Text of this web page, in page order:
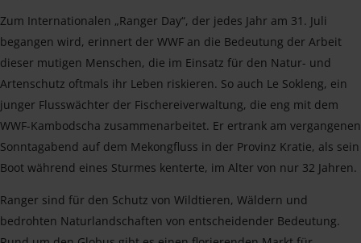
Zum Internationalen „Ranger Day“, der jedes Jahr am 31. Juli
begangen wird, erinnert der WWF an die Bedeutung der Arbeit
dieser mutigen Menschen, die im Einsatz für den Natur- und
Artenschutz oftmals ihr Leben riskieren. So auch Le Sokleng, ein
junger Flusswächter der Fischereiverwaltung, die eng mit dem
WWF-Kambodscha zusammenarbeitet. Er ertrank am vergangenen
Sonntagabend auf dem Mekongfluss in der Provinz Kratie, als sein
Boot während eines Sturmes kenterte, im Alter von nur 32 Jahren.
Ranger sind für den Schutz von Wildtieren, Wäldern und
bedrohten Naturlandschaften von entscheidender Bedeutung.